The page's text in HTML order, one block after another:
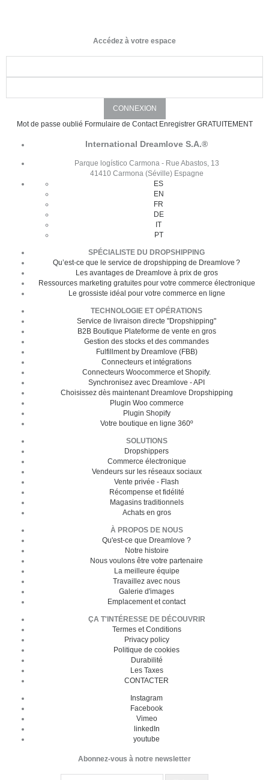
Accédez à votre espace
Mot de passe oublié Formulaire de Contact Enregistrer GRATUITEMENT
International Dreamlove S.A.®
Parque logístico Carmona - Rue Abastos, 13
41410 Carmona (Séville) Espagne
ES
EN
FR
DE
IT
PT
SPÉCIALISTE DU DROPSHIPPING
Qu’est-ce que le service de dropshipping de Dreamlove ?
Les avantages de Dreamlove à prix de gros
Ressources marketing gratuites pour votre commerce électronique
Le grossiste idéal pour votre commerce en ligne
TECHNOLOGIE ET OPÉRATIONS
Service de livraison directe "Dropshipping"
B2B Boutique Plateforme de vente en gros
Gestion des stocks et des commandes
Fulfillment by Dreamlove (FBB)
Connecteurs et intégrations
Connecteurs Woocommerce et Shopify.
Synchronisez avec Dreamlove - API
Choisissez dès maintenant Dreamlove Dropshipping
Plugin Woo commerce
Plugin Shopify
Votre boutique en ligne 360º
SOLUTIONS
Dropshippers
Commerce électronique
Vendeurs sur les réseaux sociaux
Vente privée - Flash
Récompense et fidélité
Magasins traditionnels
Achats en gros
À PROPOS DE NOUS
Qu'est-ce que Dreamlove ?
Notre histoire
Nous voulons être votre partenaire
La meilleure équipe
Travaillez avec nous
Galerie d'images
Emplacement et contact
ÇA T'INTÉRESSE DE DÉCOUVRIR
Termes et Conditions
Privacy policy
Politique de cookies
Durabilité
Les Taxes
CONTACTER
Instagram
Facebook
Vimeo
linkedIn
youtube
Abonnez-vous à notre newsletter